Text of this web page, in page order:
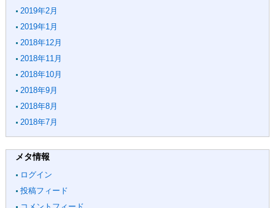
2019年2月
2019年1月
2018年12月
2018年11月
2018年10月
2018年9月
2018年8月
2018年7月
メタ情報
ログイン
投稿フィード